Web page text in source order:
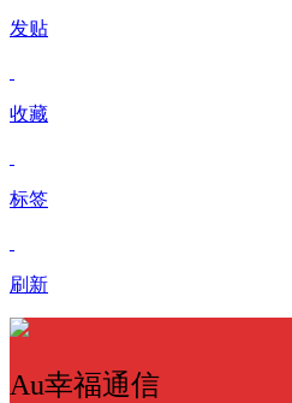
发贴
收藏
标签
刷新
Au幸福通信